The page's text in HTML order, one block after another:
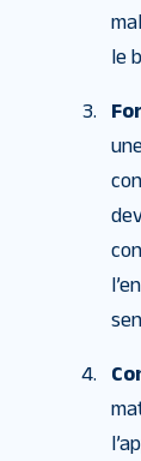
le